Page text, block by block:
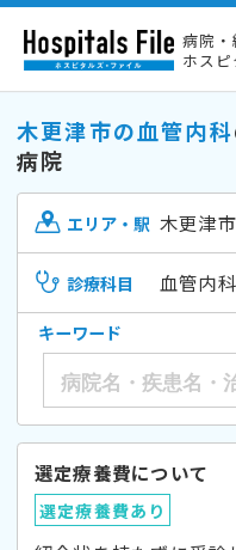
病院
ホス
木更津市の血管内科
病院
エリア・駅 木更津市
診療科目 血管内科
キーワード
選定療養費について
選定療養費あり